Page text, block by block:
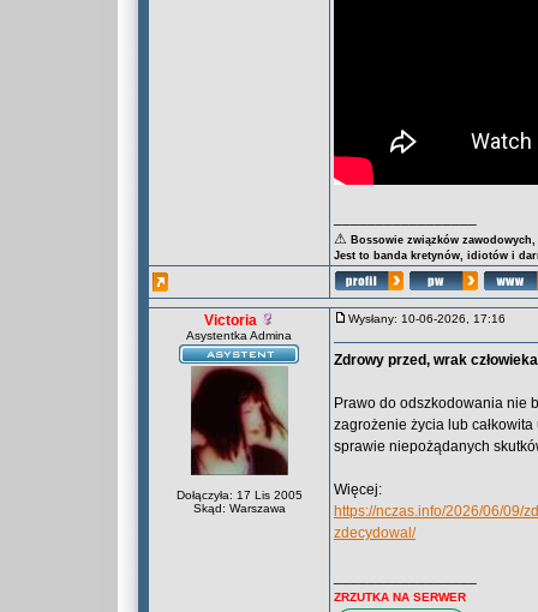
⚠ Bossowie związków
Jest to banda kretynów, idiotów i
Victoria
Asystentka Admina
Dołączyła: 17 Lis 2005
Skąd: Warszawa
Wysłany: 10-06-2026, 17:16
Zdrowy przed, wrak
Prawo do odszkodowania nie
zagrożenie życia lub
sprawie niepożądanych
Więcej:
https://nczas.info/2026/06/09/
zdecydowal/
ZRZUTKA NA SERWER